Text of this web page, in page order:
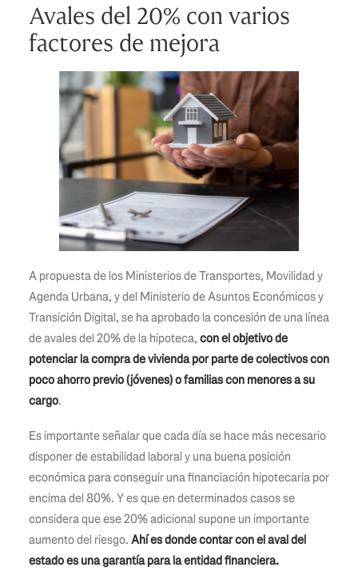
Avales del 20% con varios
factores de mejora
A propuesta de los Ministerios de Transportes, Movilidad y
Agenda Urbana, y del Ministerio de Asuntos Económicos y
Transición Digital, se ha aprobado la concesión de una línea
de avales del 20% de la hipoteca, con el objetivo de
potenciar la compra de vivienda por parte de colectivos con
poco ahorro previo (jóvenes) o familias con menores a su
cargo.
Es importante señalar que cada día se hace más necesario
disponer de estabilidad laboral y una buena posición
económica para conseguir una financiación hipotecaria por
encima del 80%. Y es que en determinados casos se
considera que ese 20% adicional supone un importante
aumento del riesgo. Ahí es donde contar con el aval del
estado es una garantía para la entidad financiera.